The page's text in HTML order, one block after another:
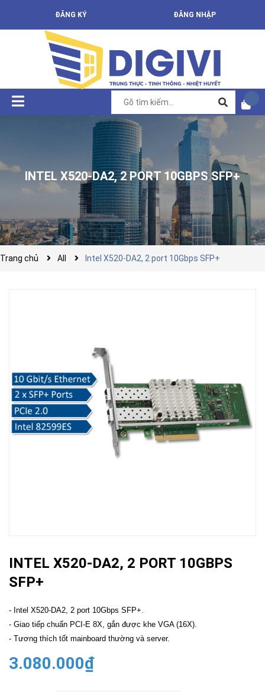
ĐĂNG KÝ ĐĂNG NHẬP
INTEL X520-DA2, 2 PORT 10GBPS SFP+
Trang chủ All Intel X520-DA2, 2 port 10Gbps SFP+
INTEL X520-DA2, 2 PORT 10GBPS
SFP+
- Intel X520-DA2, 2 port 10Gbps SFP+.
- Giao tiếp chuẩn PCI-E 8X, gắn được khe VGA (16X).
- Tương thích tốt mainboard thường và server.
3.080.000₫